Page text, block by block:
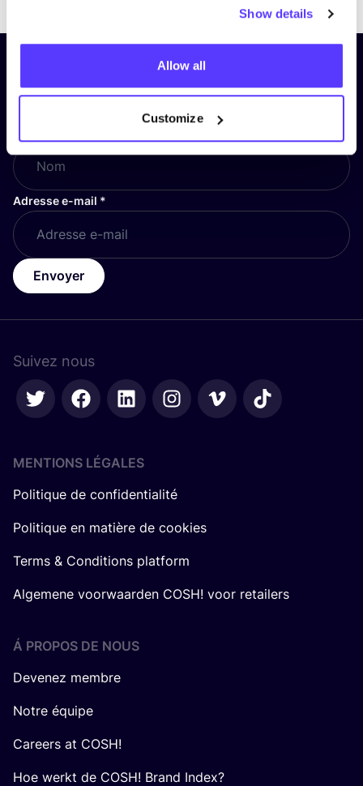
Show details
Allow all
Customize
Inscrivez-vous à notre lettre
d’information et restez informé !
Adresse e-mail *
Envoyer
Suivez nous
MENTIONS LÉGALES
Politique de confidentialité
Politique en matière de cookies
Terms & Conditions platform
Algemene voorwaarden COSH! voor retailers
Á PROPOS DE NOUS
Devenez membre
Notre équipe
Careers at COSH!
Hoe werkt de COSH! Brand Index?